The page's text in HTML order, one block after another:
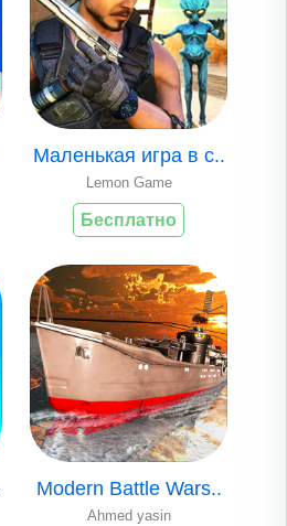
Маленькая игра в с..
Lemon Game
Бесплатно
Modern Battle Wars..
Ahmed yasin